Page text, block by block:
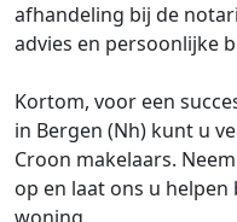
afhandeling bij de
advies en persoonlijke
Kortom, voor een
in Bergen (Nh) kunt u
Croon makelaars.
op en laat ons u